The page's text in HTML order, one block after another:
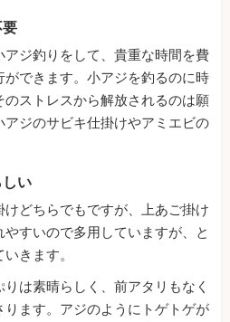
ジ釣りをして、貴重な時間を費
できます。小アジを釣るのに時
ストレスから解放されるのは願
アジのサビキ仕掛けやアミエビの
い
どちらでもですが、上あご掛け
すいので多用していますが、と
きます。
は素晴らしく、前アタリもなく
ます。アジのようにトゲトゲが